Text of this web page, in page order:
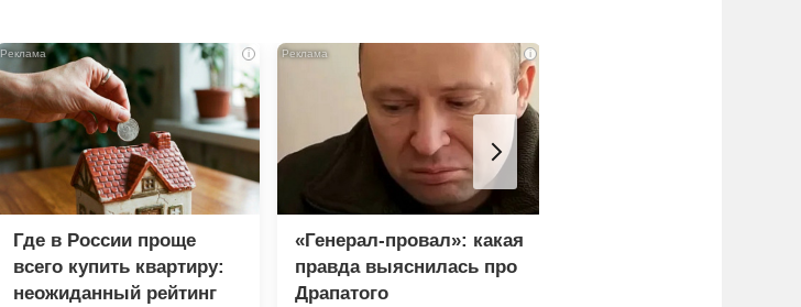
i
Где в России проще
всего купить квартиру:
неожиданный рейтинг
i
«Генерал-провал»: какая
правда выяснилась про
Драпатого